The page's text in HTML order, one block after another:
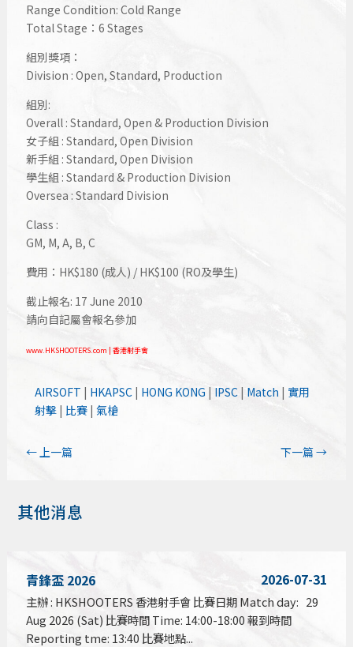
Range Condition: Cold Range
Total Stage：6 Stages
組別獎項：
Division : Open, Standard, Production
組別:
Overall : Standard, Open & Production Division
女子組 : Standard, Open Division
新手組 : Standard, Open Division
學生組 : Standard & Production Division
Oversea : Standard Division
Class :
GM, M, A, B, C
費用：HK$180 (成人) / HK$100 (RO及學生)
截止報名: 17 June 2010
請向自記屬會報名參加
www.HKSHOOTERS.com | 香港射手會
AIRSOFT | HKAPSC | HONG KONG | IPSC | Match | 實用
射擊 | 比賽 |氣槍
← 上一篇 下一篇→
其他消息
青鋒盃 2026 2026-07-31
主辦 : HKSHOOTERS 香港射手會 比賽日期 Match day: 29
Aug 2026 (Sat) 比賽時間 Time: 14:00-18:00 報到時間
Reporting tme: 13:40 比賽地點...